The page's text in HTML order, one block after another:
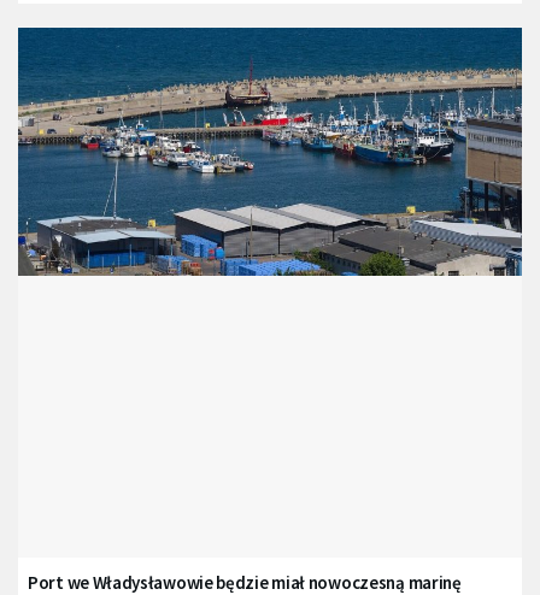
Port we Władysławowie będzie miał nowoczesną marinę